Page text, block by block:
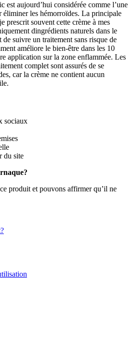
est aujourd’hui considérée comme l’une
éliminer les hémorroïdes. La principale
prescrit souvent cette crème à mes
dingrédients naturels dans le
suivre un traitement sans risque de
améliore le bien-être dans les 10
application sur la zone enflammée. Les
complet sont assurés de se
car la crème ne contient aucun
sociaux
du site
produit et pouvons affirmer qu’il ne